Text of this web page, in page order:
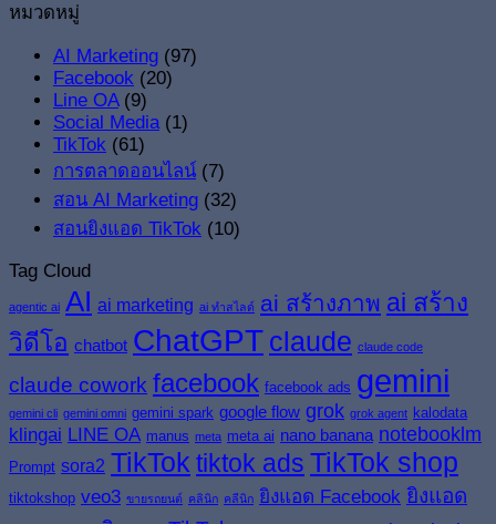
หมวดหมู่
AI Marketing (97)
Facebook (20)
Line OA(9)
Social Media (1)
TikTok (61)
การตลาดออนไลน์ (7)
สอน AI Marketing (32)
สอนยิงแอด TikTok (10)
Tag Cloud
agentic ai AI ai marketing ai ทำสไลด์ ai สร้างภาพ ai สร้าง
วิดีโอ chatbot ChatGPT claude claude code
claude cowork facebook facebook ads gemini
gemini cli gemini omni gemini spark google flow grok grok agent kalodata
klingai LINE OA manus meta meta ai nano banana notebooklm
Prompt sora2 TikTok tiktok ads TikTok shop
tiktokshop veo3 ขายรถยนต์ คลินิก คลีนิก ยิงแอด Facebook ยิงแอด